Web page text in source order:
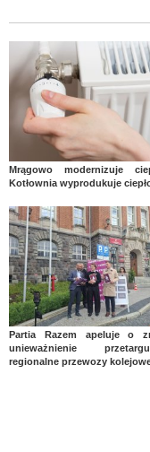
Mrągowo modernizuje
Kotłownia wyprodukuje
Partia Razem apeluje o
unieważnienie
regionalne przewozy